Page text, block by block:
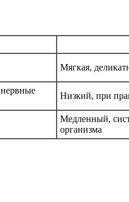
Мягкая,
Низкий, при
Медленный,
организма